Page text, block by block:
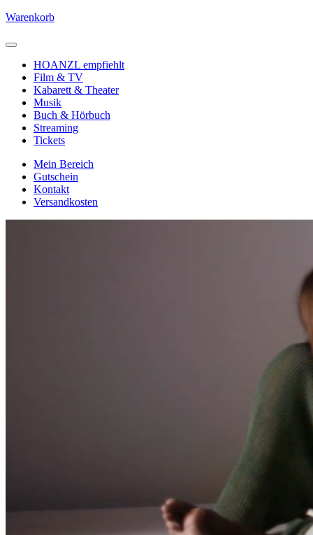
Warenkorb
HOANZL empfiehlt
Film & TV
Kabarett & Theater
Musik
Buch & Hörbuch
Streaming
Tickets
Mein Bereich
Gutschein
Kontakt
Versandkosten